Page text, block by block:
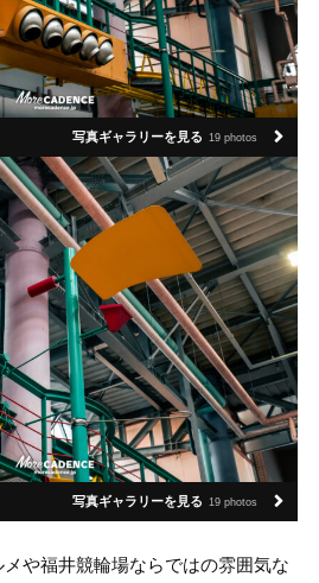
写真ギャラリーを見る 19 photos
写真ギャラリーを見る 19 photos
や福井競輪場ならではの雰囲気な